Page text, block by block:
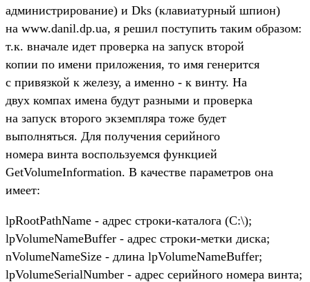
администрирование) и Dks (клавиатурный шпион)
на www.danil.dp.ua, я решил поступить таким образом:
т.к. вначале идет проверка на запуск второй
копии по имени приложения, то имя генерится
с привязкой к железу, а именно - к винту. На
двух компах имена будут разными и проверка
на запуск второго экземпляра тоже будет
выполняться. Для получения серийного
номера винта воспользуемся функцией
GetVolumeInformation. В качестве параметров она
имеет:
lpRootPathName - адрес строки-каталога (C:\);
lpVolumeNameBuffer - адрес строки-метки диска;
nVolumeNameSize - длина lpVolumeNameBuffer;
lpVolumeSerialNumber - адрес серийного номера винта;